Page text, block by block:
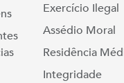
Exercício Ilegal
Assédio Moral
Residência
Integridade